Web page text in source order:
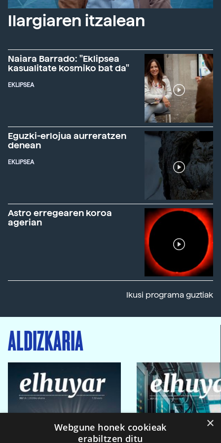
Ilargiaren itzalean
Naiara Barrado: "Eklipsea
kasualitate kosmiko bat da"
EKLIPSEA
Eguzki-erlojua aurreratzen
denean
EKLIPSEA
Astro erregearen koroa
agerian
Ikusi programa guztiak
ALDIZKARIA
×
Webgune honek cookieak
erabiltzen ditu